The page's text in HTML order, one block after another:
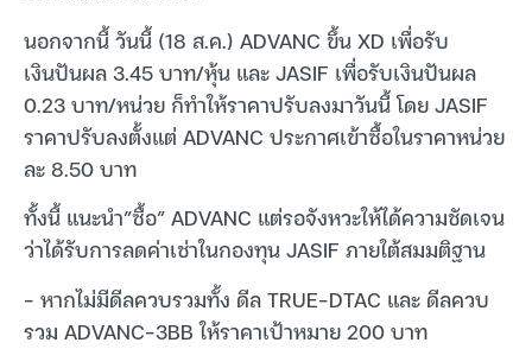
นอกจากนี้ วันนี้ (18 ส.ค.) ADVANC ขึ้น XD เพื่อรับ
เงินปันผล 3.45 บาท/หุ้น และ JASIF เพื่อรับเงินปันผล
0.23 บาท/หน่วย ก็ทำให้ราคาปรับลงมาวันนี้ โดย JASIF
ราคาปรับลงตั้งแต่ ADVANC ประกาศเข้าซื้อในราคาหน่วย
ละ 8.50 บาท
ทั้งนี้ แนะนำ”ซื้อ” ADVANC แต่รอจังหวะให้ได้ความชัดเจน
ว่าได้รับการลดค่าเช่าในกองทุน JASIF ภายใต้สมมติฐาน
– หากไม่มีดีลควบรวมทั้ง ดีล TRUE-DTAC และ ดีลควบ
รวม ADVANC-3BB ให้ราคาเป้าหมาย 200 บาท